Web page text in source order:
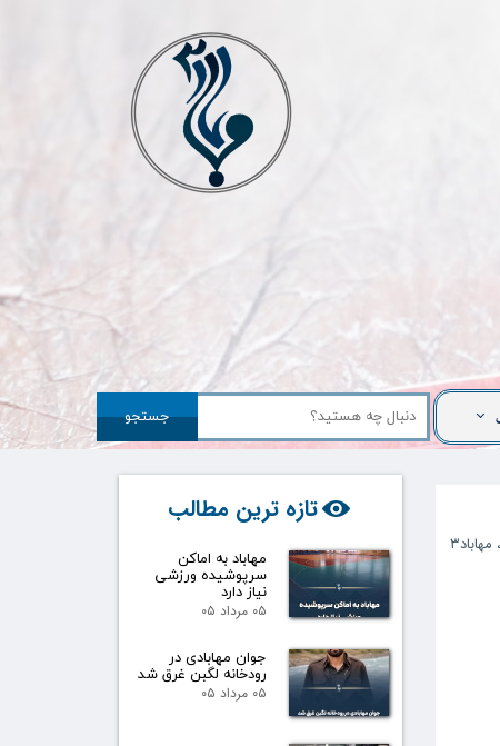
جستجو
، مهاباد۳
تازه ترین مطالب
مهاباد به اماکن
سرپوشیده ورزشی
نیاز دارد
۰۵ مرداد ۰۵
جوان مهابادی در
رودخانه لگبن غرق شد
۰۵ مرداد ۰۵